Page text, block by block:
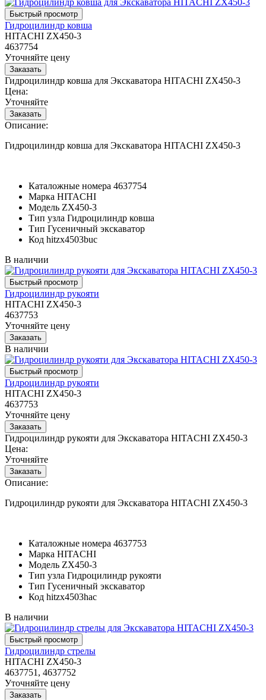
Гидроцилиндр ковша
HITACHI ZX450-3
4637754
Уточняйте цену
Гидроцилиндр ковша для Экскаватора HITACHI ZX450-3
Цена:
Уточняйте
Описание:
Гидроцилиндр ковша для Экскаватора HITACHI ZX450-3
Каталожные номера 4637754
Марка HITACHI
Модель ZX450-3
Тип узла Гидроцилиндр ковша
Тип Гусеничный экскаватор
Код hitzx4503buc
В наличии
Гидроцилиндр рукояти
HITACHI ZX450-3
4637753
Уточняйте цену
В наличии
Гидроцилиндр рукояти
HITACHI ZX450-3
4637753
Уточняйте цену
Гидроцилиндр рукояти для Экскаватора HITACHI ZX450-3
Цена:
Уточняйте
Описание:
Гидроцилиндр рукояти для Экскаватора HITACHI ZX450-3
Каталожные номера 4637753
Марка HITACHI
Модель ZX450-3
Тип узла Гидроцилиндр рукояти
Тип Гусеничный экскаватор
Код hitzx4503hac
В наличии
Гидроцилиндр стрелы
HITACHI ZX450-3
4637751, 4637752
Уточняйте цену